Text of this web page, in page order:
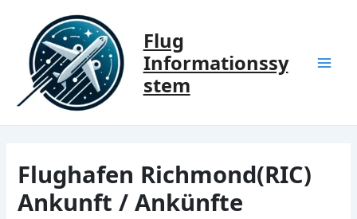
springen
Flug
Informationssy
stem
Flughafen Richmond(RIC)
Ankunft / Ankünfte